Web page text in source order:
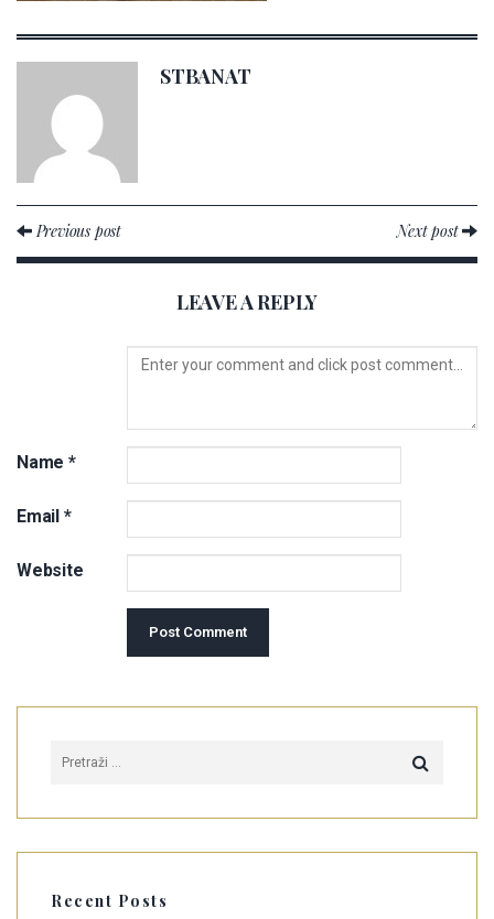
STBANAT
Previous post Next post
LEAVE A REPLY
Name *
Email *
Website
Recent Posts